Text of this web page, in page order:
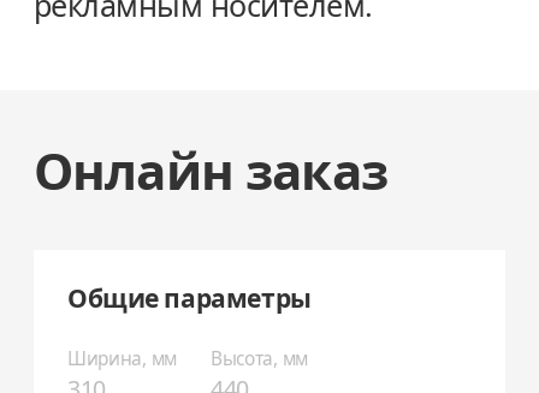
Онлайн заказ
Общие параметры
Ширина, мм Высота, мм